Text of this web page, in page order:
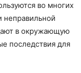
во многих
неправильной
в окружающую
последствия для